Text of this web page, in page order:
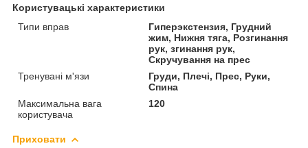
Користувацькі характеристики
Типи вправ
Гиперэкстензия, Грудний
жим, Нижня тяга, Розгинання
рук, згинання рук,
Скручування на прес
Тренувані м'язи
Груди, Плечі, Прес, Руки,
Спина
Максимальна вага
користувача
120
Приховати